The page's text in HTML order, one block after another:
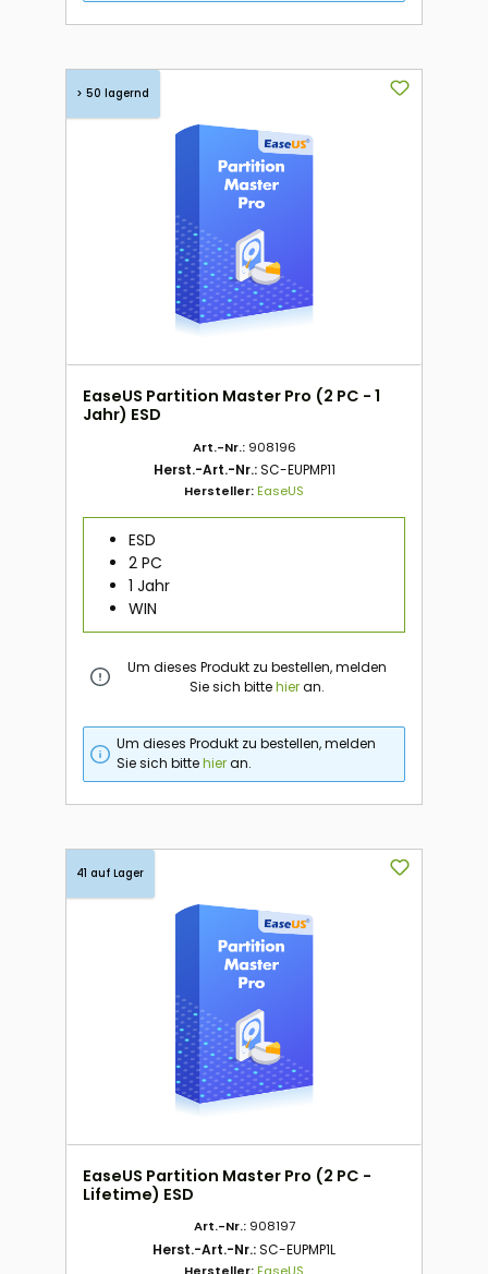
> 50 lagernd
EaseUS Partition Master Pro (2 PC - 1
Jahr) ESD
Art.-Nr.: 908196
Herst.-Art.-Nr.:SC-EUPMP11
Hersteller:EaseUS
ESD
2 PC
1 Jahr
WIN
Um dieses Produkt zu bestellen, melden
Sie sich bittehieran.
Um dieses Produkt zu bestellen, melden
Sie sich bittehieran.
41 auf Lager
EaseUS Partition Master Pro (2 PC -
Lifetime) ESD
Art.-Nr.: 908197
Herst.-Art.-Nr.:SC-EUPMP1L